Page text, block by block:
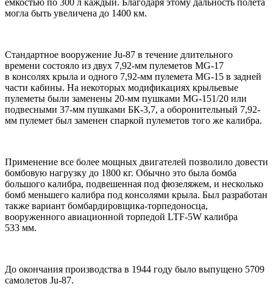
емкостью по 300 л каждый. Благодаря этому дальность полета
могла быть увеличена до 1400 км.
Стандартное вооружение Ju-87 в течение длительного
времени состояло из двух 7,92-мм пулеметов MG-17
в консолях крыла и одного 7,92-мм пулемета MG-15 в задней
части кабины. На некоторых модификациях крыльевые
пулеметы были заменены 20-мм пушками MG-151/20 или
подвесными 37-мм пушками БК-3,7, а оборонительный 7,92-
мм пулемет был заменен спаркой пулеметов того же калибра.
Применение все более мощных двигателей позволило довести
бомбовую нагрузку до 1800 кг. Обычно это была бомба
большого калибра, подвешенная под фюзеляжем, и несколько
бомб меньшего калибра под консолями крыла. Был разработан
также вариант бомбардировщика-торпедоносца,
вооруженного авиационной торпедой LTF-5W калибра
533 мм.
До окончания производства в 1944 году было выпущено 5709
самолетов Ju-87.